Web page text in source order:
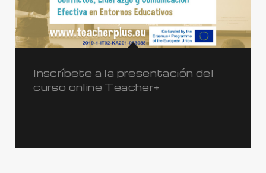
Inscríbete a la presentación del
curso online Teacher+